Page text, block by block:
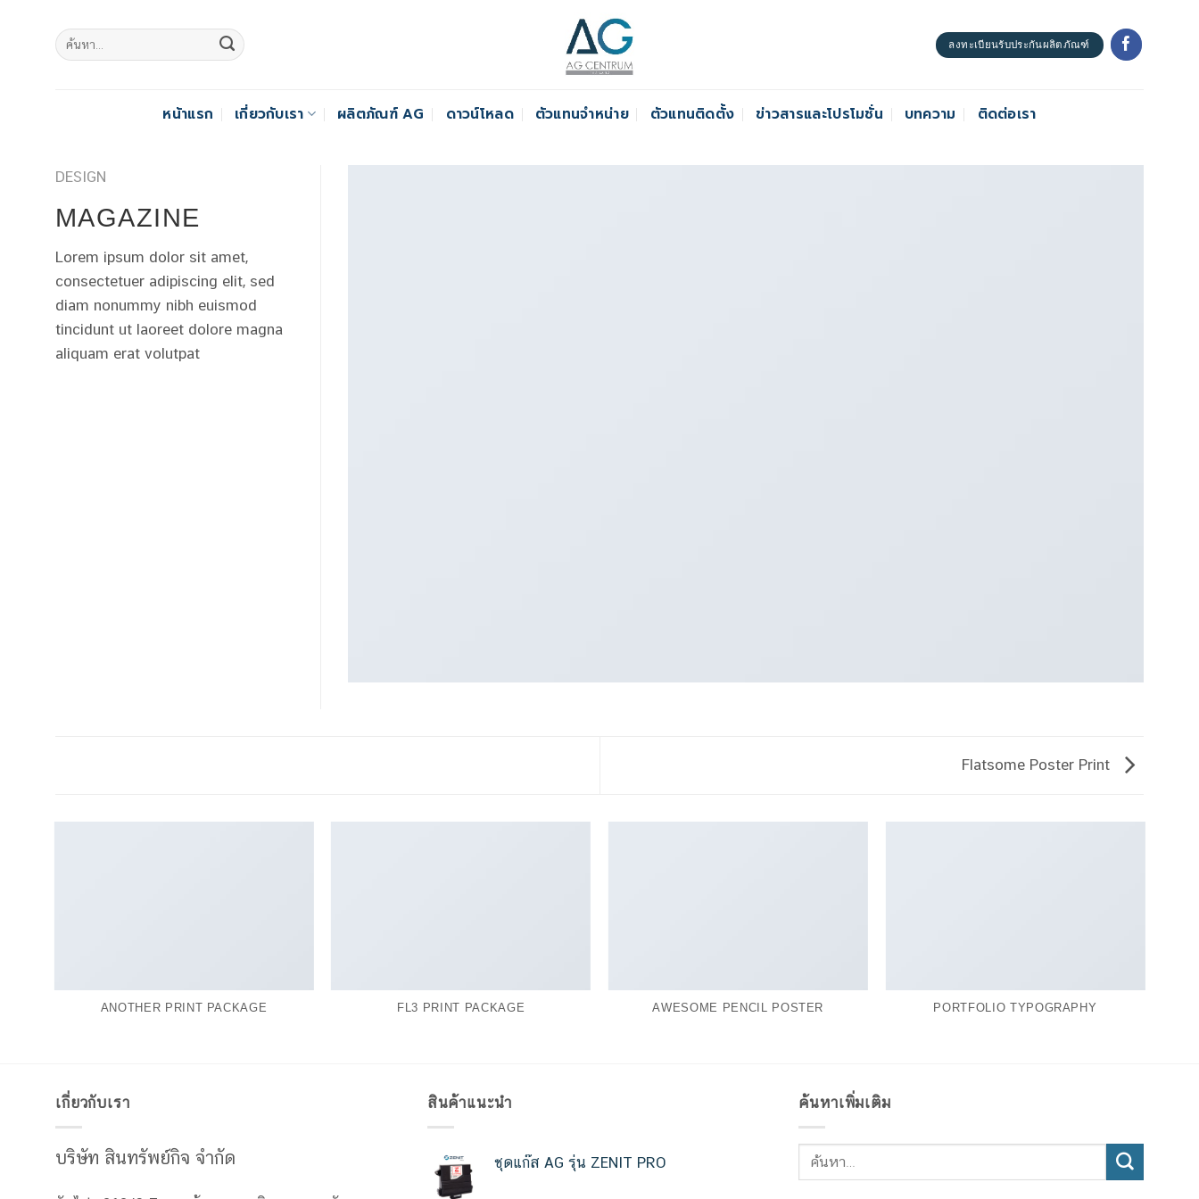
ลงทะเบียนรับประกันผลิตภัณฑ์
หน้าแรก เกี่ยวกับเรา ผลิตภัณฑ์ AG ดาวน์โหลด ตัวแทนจำหน่าย ตัวแทนติดตั้ง ข่าวสารและโปรโมชั่น บทความ ติดต่อเรา
DESIGN
MAGAZINE
Lorem ipsum dolor sit amet,
consectetuer adipiscing elit, sed
diam nonummy nibh euismod
tincidunt ut laoreet dolore magna
aliquam erat volutpat
Flatsome Poster Print
ANOTHER PRINT PACKAGE FL3 PRINT PACKAGE AWESOME PENCIL POSTER PORTFOLIO TYPOGRAPHY
เกี่ยวกับเรา
บริษัท สินทรัพย์กิจ จำกัด
สินค้าแนะนำ
ชุดแก๊ส AG รุ่น ZENIT PRO
ค้นหาเพิ่มเติม